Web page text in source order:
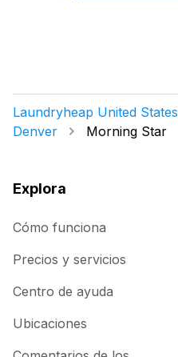
Laundryheap United States
Denver
Morning Star
Explora
Cómo funciona
Precios y servicios
Centro de ayuda
Ubicaciones